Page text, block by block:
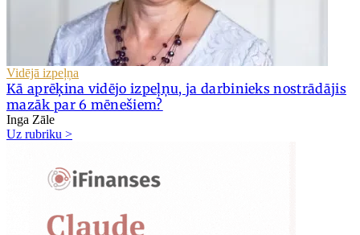
Vidējā izpeļņa
Kā aprēķina vidējo izpeļņu, ja darbinieks nostrādājis
mazāk par 6 mēnešiem?
Inga Zāle
Uz rubriku >